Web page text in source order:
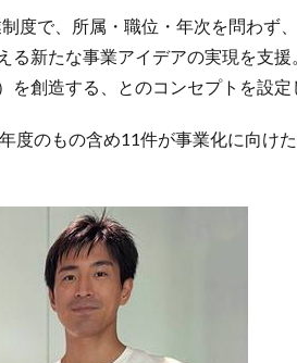
度で、所属・職位・年次を問わず
新たな事業アイデアの実現を支援
創造する、とのコンセプトを設定
度のもの含め11件が事業化に向け